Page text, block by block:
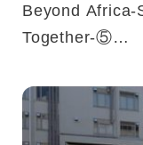
Beyond Africa-
Together-⑤